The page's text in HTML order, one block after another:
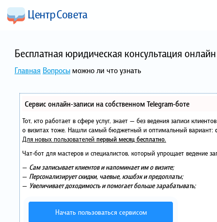
Бесплатная юридическая консультация
Главная Вопросы можно ли что узнать
Сервис онлайн-записи на собственном Telegram-боте
Тот, кто работает в сфере услуг, знает — без ведения записи
о визитах тоже. Нашли самый бюджетный и оптимальный вариант:
Для новых пользователей первый месяц бесплатно.
Чат-бот для мастеров и специалистов, который упрощает ведение
— Сам записывает клиентов и напоминает им о визите;
— Персонализирует скидки, чаевые, кэшбэк и предоплаты;
— Увеличивает доходимость и помогает больше зарабатывать;
Начать пользоваться сервисом